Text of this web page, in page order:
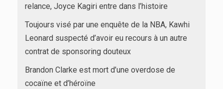
relance, Joyce Kagiri entre dans l’histoire
Toujours visé par une enquête de la NBA, Kawhi
Leonard suspecté d’avoir eu recours à un autre
contrat de sponsoring douteux
Brandon Clarke est mort d’une overdose de
cocaïne et d’héroïne